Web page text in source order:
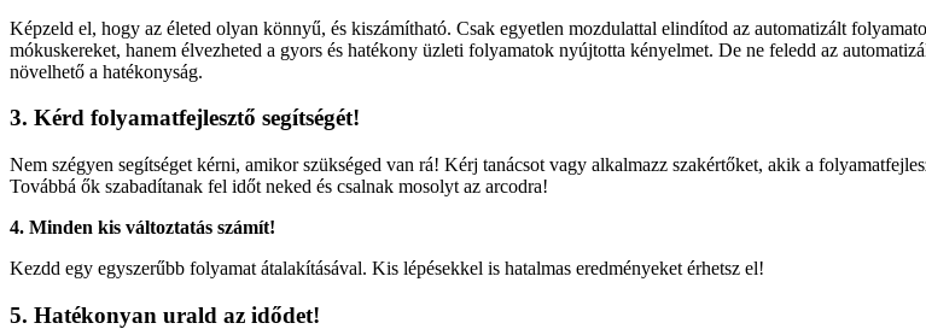
Képzeld el, hogy az életed olyan könnyű, és kiszámítható. Csak egyetlen mozdulattal elindítod az automatizált
mókuskereket, hanem élvezheted a gyors és hatékony üzleti folyamatok nyújtotta kényelmet. De ne feledd az
növelhető a hatékonyság.
3. Kérd folyamatfejlesztő segítségét!
Nem szégyen segítséget kérni, amikor szükséged van rá! Kérj tanácsot vagy alkalmazz szakértőket, akik a
Továbbá ők szabadítanak fel időt neked és csalnak mosolyt az arcodra!
4. Minden kis változtatás számít!
Kezdd egy egyszerűbb folyamat átalakításával. Kis lépésekkel is hatalmas eredményeket érhetsz el!
5. Hatékonyan urald az idődet!